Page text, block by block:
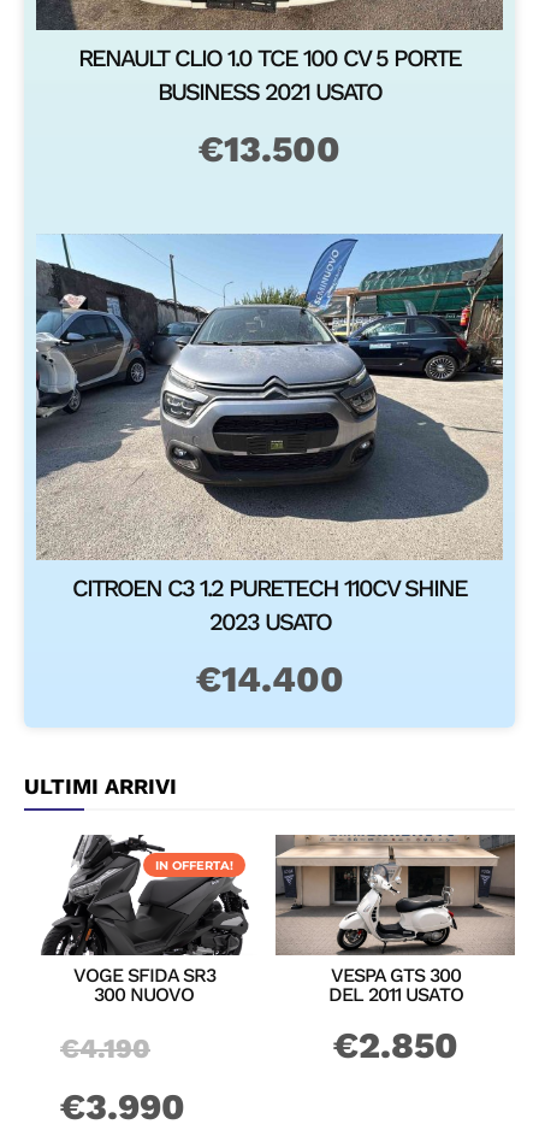
RENAULT CLIO 1.0 TCE 100 CV 5 PORTE
BUSINESS 2021 USATO
€13.500
CITROEN C3 1.2 PURETECH 110CV SHINE
2023 USATO
€14.400
ULTIMI ARRIVI
IN OFFERTA!
VOGE SFIDA SR3
300 NUOVO
€4.190Il
prezzo
€3.990
VESPA GTS 300
DEL 2011 USATO
€2.850